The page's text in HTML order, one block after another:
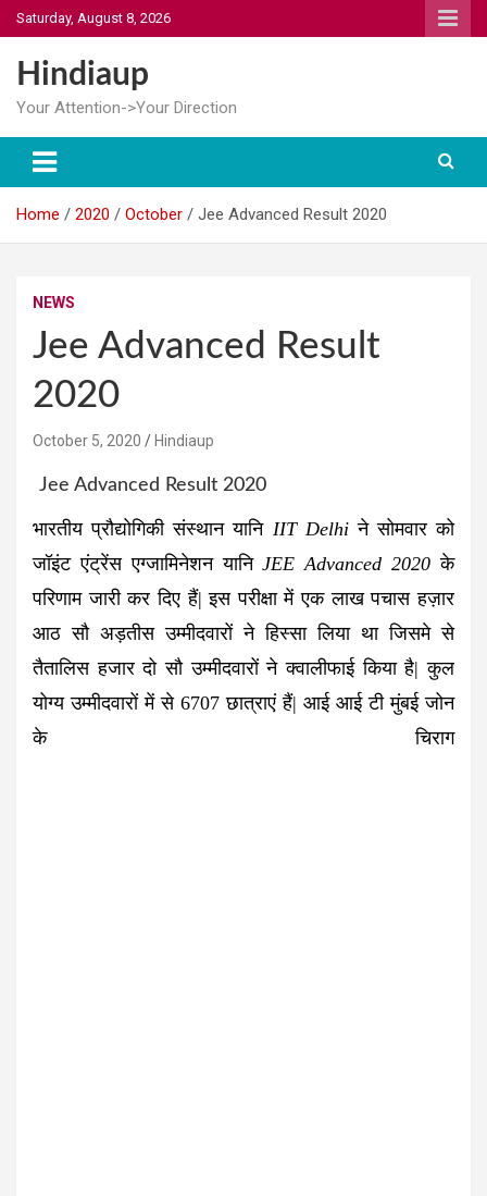
Skip
to
content
Saturday, August 8, 2026
Hindiaup
Your Attention->Your Direction
Home 2020 October Jee Advanced Result 2020
NEWS
Jee Advanced Result
2020
October 5, 2020 Hindiaup
Jee Advanced Result 2020
भारतीय प्रौद्योगिकी संस्थान यानि IIT Delhiने सोमवार को
जॉइंट एंट्रेंस एग्जामिनेशन यानिJEE Advanced 2020 के
परिणाम जारी कर दिए हैं| इस परीक्षा में एक लाख पचास हज़ार
आठ सौ अड़तीस उम्मीदवारों ने हिस्सा लिया था जिसमे से
तैतालिस हजार दो सौ उम्मीदवारों ने क्वालीफाई किया है| कुल
योग्य उम्मीदवारों में से 6707 छात्राएं हैं| आई आई टी मुंबई जोन
केचिराग